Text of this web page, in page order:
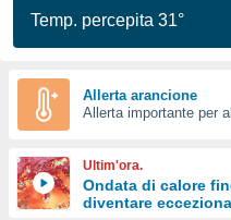
le
di
Web
le
Temp. percepita 31°
Allerta arancione
Allerta importante per
Ultim'ora.
Ondata di calore
diventare